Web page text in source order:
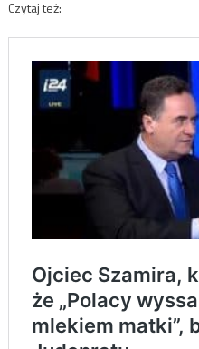
Czytaj też: